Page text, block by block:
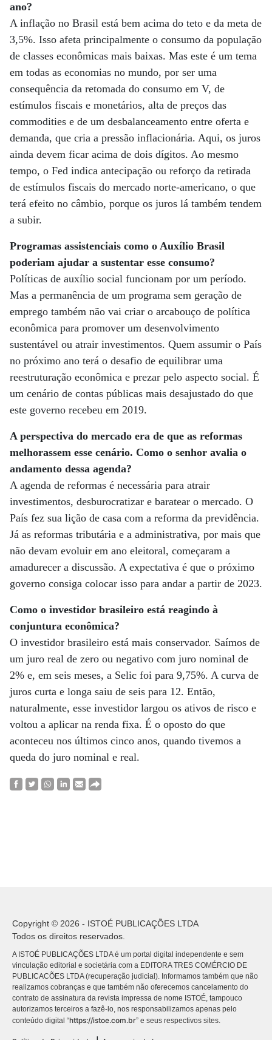
ano?
A inflação no Brasil está bem acima do teto e da meta de
3,5%. Isso afeta principalmente o consumo da população
de classes econômicas mais baixas. Mas este é um tema
em todas as economias no mundo, por ser uma
consequência da retomada do consumo em V, de
estímulos fiscais e monetários, alta de preços das
commodities e de um desbalanceamento entre oferta e
demanda, que cria a pressão inflacionária. Aqui, os juros
ainda devem ficar acima de dois dígitos. Ao mesmo
tempo, o Fed indica antecipação ou reforço da retirada
de estímulos fiscais do mercado norte-americano, o que
terá efeito no câmbio, porque os juros lá também tendem
a subir.
Programas assistenciais como o Auxílio Brasil
poderiam ajudar a sustentar esse consumo?
Políticas de auxílio social funcionam por um período.
Mas a permanência de um programa sem geração de
emprego também não vai criar o arcabouço de política
econômica para promover um desenvolvimento
sustentável ou atrair investimentos. Quem assumir o País
no próximo ano terá o desafio de equilibrar uma
reestruturação econômica e prezar pelo aspecto social. É
um cenário de contas públicas mais desajustado do que
este governo recebeu em 2019.
A perspectiva do mercado era de que as reformas
melhorassem esse cenário. Como o senhor avalia o
andamento dessa agenda?
A agenda de reformas é necessária para atrair
investimentos, desburocratizar e baratear o mercado. O
País fez sua lição de casa com a reforma da previdência.
Já as reformas tributária e a administrativa, por mais que
não devam evoluir em ano eleitoral, começaram a
amadurecer a discussão. A expectativa é que o próximo
governo consiga colocar isso para andar a partir de 2023.
Como o investidor brasileiro está reagindo à
conjuntura econômica?
O investidor brasileiro está mais conservador. Saímos de
um juro real de zero ou negativo com juro nominal de
2% e, em seis meses, a Selic foi para 9,75%. A curva de
juros curta e longa saiu de seis para 12. Então,
naturalmente, esse investidor largou os ativos de risco e
voltou a aplicar na renda fixa. É o oposto do que
aconteceu nos últimos cinco anos, quando tivemos a
queda do juro nominal e real.
Copyright © 2026 - ISTOÉ PUBLICAÇÕES LTDA
Todos os direitos reservados.
A ISTOÉ PUBLICAÇÕES LTDA é um portal digital independente e sem
vinculação editorial e societária com a EDITORA TRES COMÉRCIO DE
PUBLICACÕES LTDA (recuperação judicial). Informamos também que não
realizamos cobranças e que também não oferecemos cancelamento do
contrato de assinatura da revista impressa de nome ISTOÉ, tampouco
autorizamos terceiros a fazê-lo, nos responsabilizamos apenas pelo
conteúdo digital “https://istoe.com.br” e seus respectivos sites.